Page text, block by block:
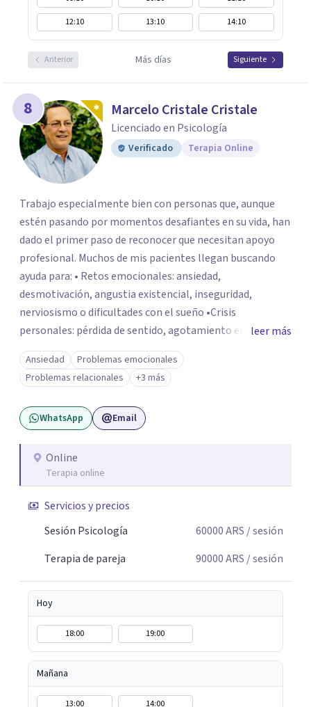
12:10
13:10 14:10
Anterior Más días Siguiente
8 Marcelo Cristale Cristale
Licenciado en Psicología
Verificado Terapia Online
Trabajo especialmente bien con personas que, aunque
estén pasando por momentos desafiantes en su vida, han
dado el primer paso de reconocer que necesitan apoyo
profesional. Muchos de mis pacientes llegan buscando
ayuda para: • Retos emocionales: ansiedad,
desmotivación, angustia existencial, inseguridad,
nerviosismo o dificultades con el sueño •Crisis
personales: pérdida de sentido, agotamiento emocional
o dificultad para manejar transiciones vitales •Conflictos
relacionales: problemas de pareja, tensiones familiares,
desafíos laborales o dificultades en dinámicas sociales.
leer más
Ansiedad
Problemas emocionales
Problemas relacionales
+3 más
WhatsApp Email
Online
Terapia online
Servicios y precios
Sesión Psicología
60000ARS / sesión
Terapia de pareja
90000ARS / sesión
Hoy
18:00 19:00
Mañana
13:00 14:00